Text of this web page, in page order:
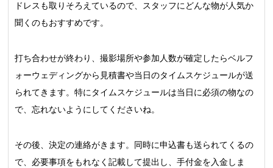
ドレスも取りそろえているので、スタッフにどんな物が人気か
聞くのもおすすめです。
打ち合わせが終わり、撮影場所や参加人数が確定したらベルフ
ォーウェディングから見積書や当日のタイムスケジュールが送
られてきます。特にタイムスケジュールは当日に必須の物なの
で、忘れないようにしてくださいね。
その後、決定の連絡がきます。同時に申込書も送られてくるの
で、必要事項をもれなく記載して提出し、手付金を入金しま